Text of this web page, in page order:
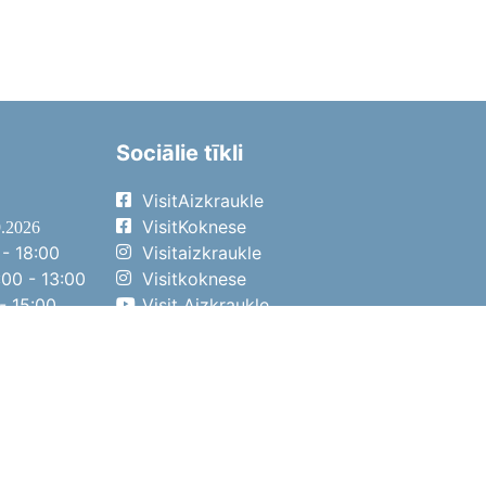
18:00
- 13:00
15:00
Sociālie tīkli
VisitAizkraukle
VisitKoknese
Visitaizkraukle
Visitkoknese
Visit Aizkraukle